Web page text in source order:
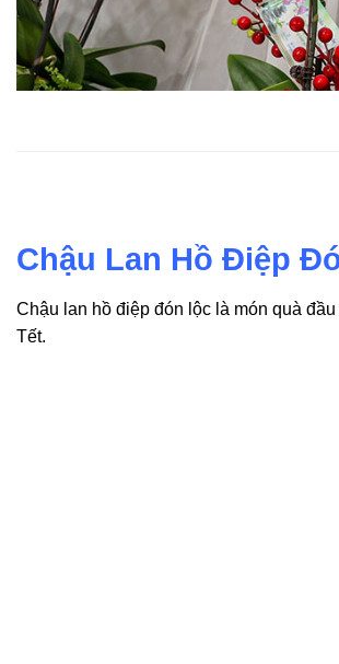
Chậu Lan Hồ Điệp
Chậu lan hồ điệp đón lộc là món quà
Tết.